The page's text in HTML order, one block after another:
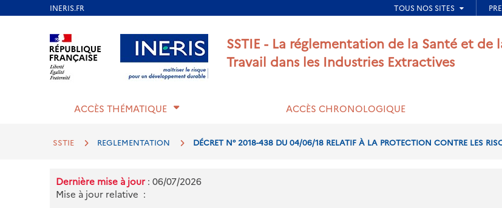
Aller au contenu Aller au menu Aller au pied de page
SSTIE - La réglementation de la Santé et de
Travail dans les Industries Extractives
ACCÈS THÉMATIQUE ACCÈS CHRONOLOGIQUE
SSTIE REGLEMENTATION DÉCRET N° 2018-438 DU 04/06/18 RELATIF À LA PROTECTION CONTRE LES
Dernière mise à jour : 06/07/2026
Mise à jour relative :